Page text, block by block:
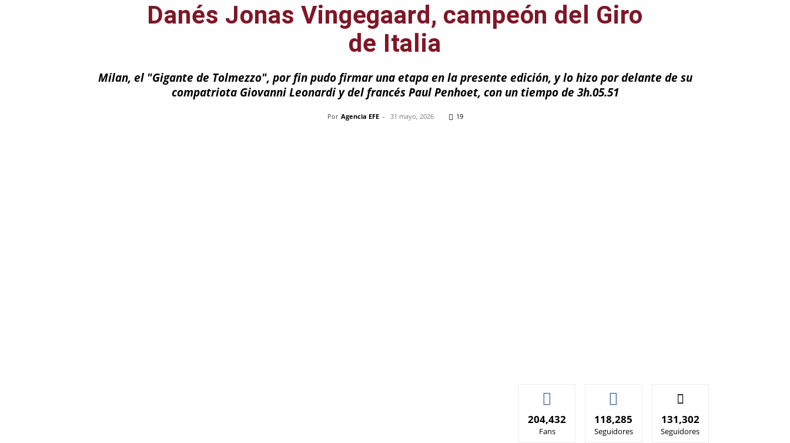
Danés Jonas Vingegaard, campeón del Giro
de Italia
Milan, el "Gigante de Tolmezzo", por fin pudo firmar una etapa en la presente edición, y lo hizo por delante de su
compatriota Giovanni Leonardi y del francés Paul Penhoet, con un tiempo de 3h.05.51
Por Agencia EFE - 31 mayo, 2026 19
204,432
Fans
118,285
Seguidores
131,302
Seguidores